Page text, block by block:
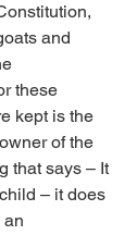
and
these
kept is the
of the
that says – It
– it does
an